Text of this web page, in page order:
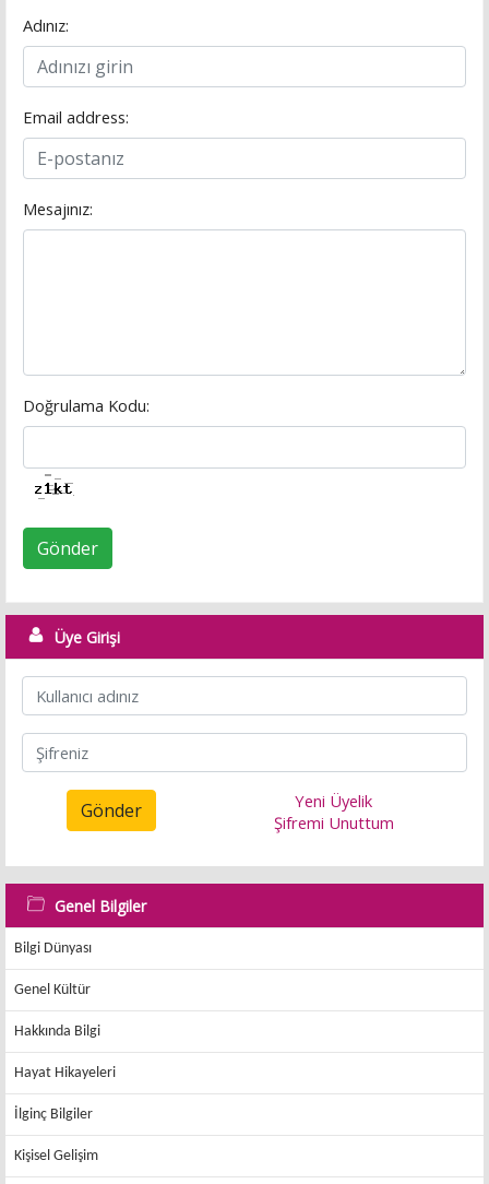
Adınız:
Email address:
Mesajınız:
Doğrulama Kodu:
Gönder
Üye Girişi
Gönder
Yeni Üyelik
Şifremi Unuttum
Genel Bilgiler
Bilgi Dünyası
Genel Kültür
Hakkında Bilgi
Hayat Hikayeleri
İlginç Bilgiler
Kişisel Gelişim